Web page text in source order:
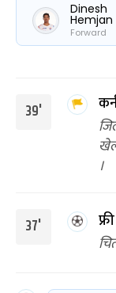
Dinesh
Hemjan
Forward
39'
।
37'